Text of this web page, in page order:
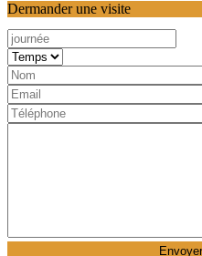
Dermander une visite